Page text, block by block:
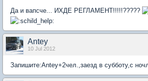
Да и вапсче... ИХДЕ РЕГЛАМЕНТ!!!!!?????
Antey
10 Jul 2012
Запишите:Antey+2чел.,заезд в субботу,с